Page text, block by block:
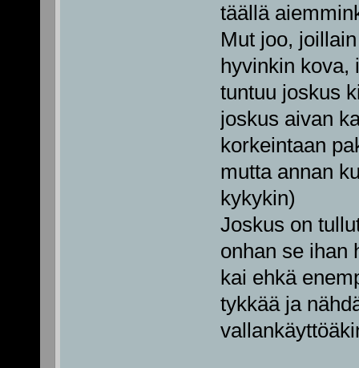
täällä
Mut joo,
hyvinkin kova,
tuntuu joskus
joskus aivan
korkeintaan
mutta annan
kykykin)
Joskus on
onhan se ihan
kai ehkä
tykkää ja